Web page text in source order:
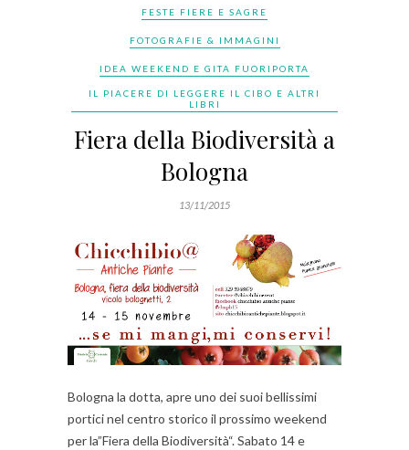
FESTE FIERE E SAGRE
FOTOGRAFIE & IMMAGINI
IDEA WEEKEND E GITA FUORIPORTA
IL PIACERE DI LEGGERE IL CIBO E ALTRI
LIBRI
Fiera della Biodiversità a
Bologna
13/11/2015
Bologna la dotta, apre uno dei suoi bellissimi
portici nel centro storico il prossimo weekend
per la”Fiera della Biodiversità“. Sabato 14 e